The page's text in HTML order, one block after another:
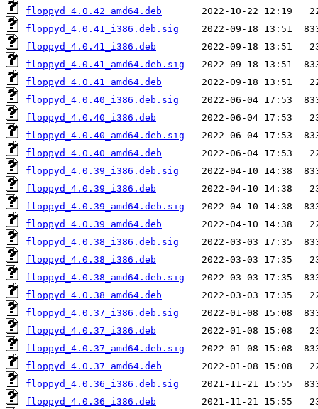
floppyd_4.0.42_amd64.deb
floppyd_4.0.41_i386.deb.sig
floppyd_4.0.41_i386.deb
floppyd_4.0.41_amd64.deb.sig
floppyd_4.0.41_amd64.deb
floppyd_4.0.40_i386.deb.sig
floppyd_4.0.40_i386.deb
floppyd_4.0.40_amd64.deb.sig
floppyd_4.0.40_amd64.deb
floppyd_4.0.39_i386.deb.sig
floppyd_4.0.39_i386.deb
floppyd_4.0.39_amd64.deb.sig
floppyd_4.0.39_amd64.deb
floppyd_4.0.38_i386.deb.sig
floppyd_4.0.38_i386.deb
floppyd_4.0.38_amd64.deb.sig
floppyd_4.0.38_amd64.deb
floppyd_4.0.37_i386.deb.sig
floppyd_4.0.37_i386.deb
floppyd_4.0.37_amd64.deb.sig
floppyd_4.0.37_amd64.deb
floppyd_4.0.36_i386.deb.sig
floppyd_4.0.36_i386.deb